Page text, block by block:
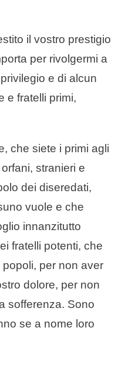
il vostro prestigio
per rivolgermi a
e di alcun
e fratelli primi,
che siete i primi agli
stranieri e
dei diseredati,
vuole e che
innanzitutto
fratelli potenti, che
per non aver
dolore, per non
sofferenza. Sono
se a nome loro